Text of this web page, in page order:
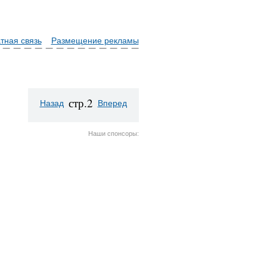
связь Размещение рекламы
Назад стр.2 Вперед
Наши спонсоры: